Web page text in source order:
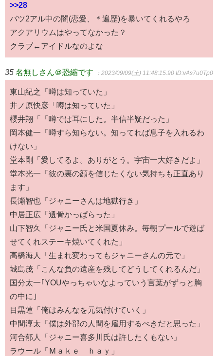
>>28
バツ2アル中の闇(恋愛、＊遍歴)を暴いてくれるやろ
アクアリウムはやってなかった？
クラブ←アイドルなのよな
35 名無しさん＠恐縮です ：2023/09/09(土) 11:48:15.90 ID:vAs7u0Tp0
東山紀之「噂は知っていた」
井ノ原快彦「噂は知っていた」
櫻井翔「「噂では耳にした。半信半疑だった」
岡本健一「噂すら知らない。知ってれば息子を入れるわ
けない」
堂本剛「愛してるよ。ありがとう。宇宙一大好きだよ」
堂本光一「彼の裏の顔を信じたくない気持ちも正直あり
ます」
長瀬智也「ジャニーさんは地獄行き」
中居正広「遺骨かっぱらった」
山下智久「ジャニー氏と米国夏休み。毎朝プールで遊ば
せてくれステーキ焼いてくれた」
高橋海人「生まれ変わってもジャニーさんの元で」
城島茂「こんな負の遺産を残してどうしてくれるんだ」
国分太一｢YOUやっちゃいなよっていう言葉がずっと胸
の中に｣
目黒蓮「俺はみんなを元気付けていく」
中間淳太「僕は外部の人間を雇用するべきだと思った」
河合郁人「ジャニー喜多川氏は許したくもない」
ラウール「Ｍａｋｅ ｈａｙ」